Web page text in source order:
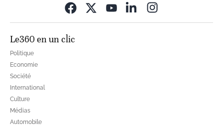
Le360 en un clic
Politique
Economie
Société
International
Culture
Médias
Automobile